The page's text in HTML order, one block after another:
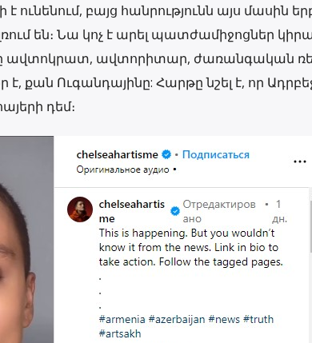
ունենում, բայց հանրությունն այս մասին
են։ Նա կոչ է արել պատժամիջոցներ
ավտոկրատ, ավտորիտար, ժառանգական
քան Ուգանդայինը: Հարթը նշել է, որ
դեմ։